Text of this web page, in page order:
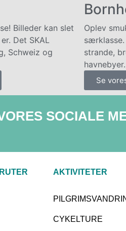
Billeder kan slet
Det SKAL
Schweiz og
Oplev
strande,
havnebyer.
Se
SOCIALE
AKTIVITETER
CYKELTURE